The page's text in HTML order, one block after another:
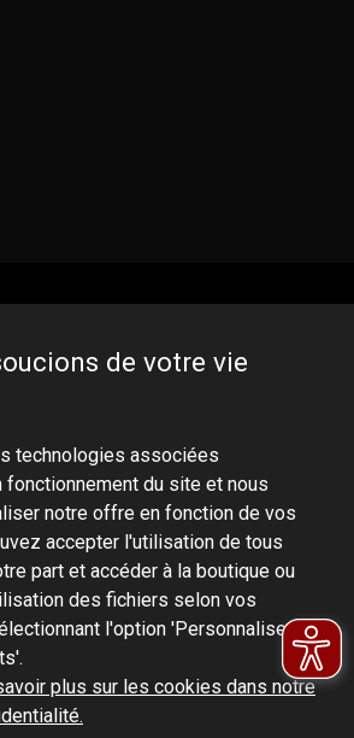
POLAND
Group Sp. z o. o.
de votre vie
technologies associées
du site et nous
notre offre en fonction de vos
accepter l'utilisation de tous
part et accéder à la boutique ou
des fichiers selon vos
l'option 'Personnaliser
plus sur les cookies dans notre